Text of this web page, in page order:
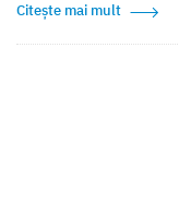
Citește mai mult